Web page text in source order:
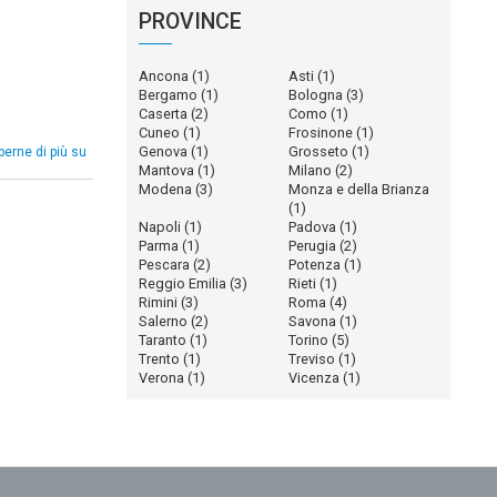
di più su
PROVINCE
Ancona (1) Asti (1)
Bergamo (1) Bologna (3)
Caserta (2) Como (1)
Cuneo (1) Frosinone (1)
Genova (1) Grosseto (1)
Mantova (1) Milano (2)
Modena (3)
Monza e della Brianza
(1)
Napoli (1) Padova (1)
Parma (1) Perugia (2)
Pescara (2) Potenza (1)
Reggio Emilia (3) Rieti (1)
Rimini (3) Roma (4)
Salerno (2) Savona (1)
Taranto (1) Torino (5)
Trento (1) Treviso (1)
Verona (1) Vicenza (1)